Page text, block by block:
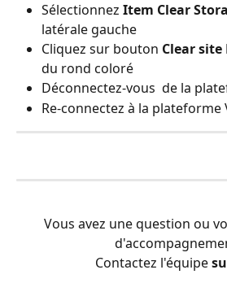
Sélectionnez Item Clear
latérale gauche
Cliquez sur bouton Clear site
du rond coloré
Déconnectez-vous  de la
Re-connectez à la plateforme
Vous avez une question ou
Contactez l'équipe